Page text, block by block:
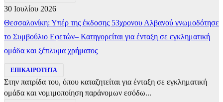
30 Ιουλίου 2026
Θεσσαλονίκη: Υπέρ της έκδοσης 53χρονου Αλβανού γνωμοδότησε
το Συμβούλιο Εφετών– Κατηγορείται για ένταξη σε εγκληματική
ομάδα και ξέπλυμα χρήματος
ΕΠΙΚΑΙΡΟΤΗΤΑ
Στην πατρίδα του, όπου καταζητείται για ένταξη σε εγκληματική
ομάδα και νομιμοποίηση παράνομων εσόδω...